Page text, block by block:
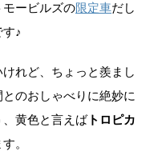
ービルズの限定車だし
♪
れど、ちょっと羨まし
のおしゃべりに絶妙に
黄色と言えばトロピカ
。